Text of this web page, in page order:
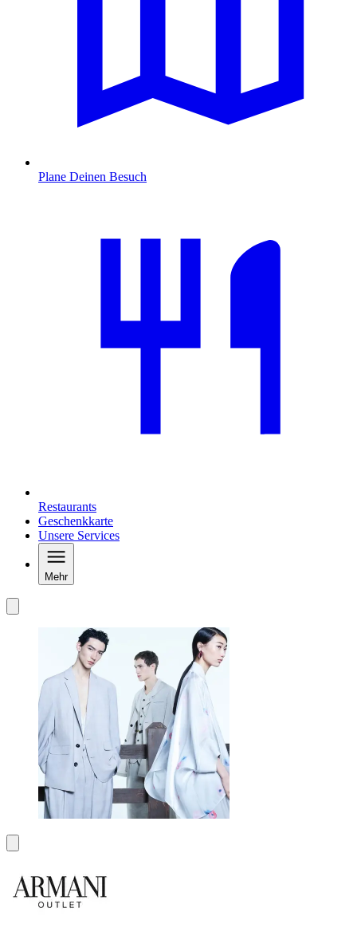
Plane Deinen Besuch
Restaurants
Geschenkkarte
Unsere Services
Mehr